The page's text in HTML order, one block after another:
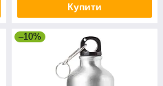
Купити
–10%